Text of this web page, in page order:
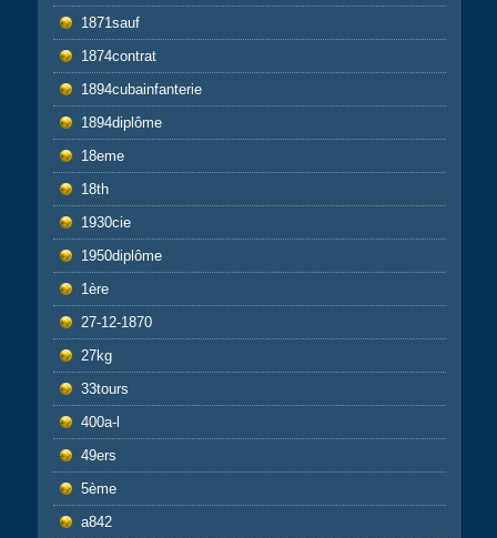
1871sauf
1874contrat
1894cubainfanterie
1894diplôme
18eme
18th
1930cie
1950diplôme
1ère
27-12-1870
27kg
33tours
400a-l
49ers
5ème
a842